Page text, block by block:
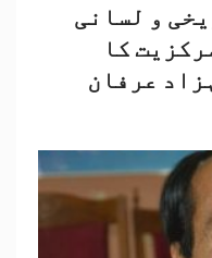
و لسانی
کا
عرفان